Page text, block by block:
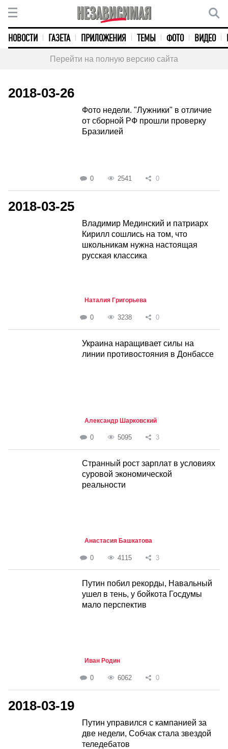
НОВОСТИ ГАЗЕТА ПРИЛОЖЕНИЯ ТЕМЫ ФОТО ВИДЕО
Перейти на полную версию сайта
2018-03-26
Фото недели. "Лужники" в отличие
от сборной РФ прошли проверку
Бразилией
0 2541 0
2018-03-25
Владимир Мединский и патриарх
Кирилл сошлись на том, что
школьникам нужна настоящая
русская классика
Наталия Григорьева
0 3238 0
Украина наращивает силы на
линии противостояния в Донбассе
Александр Шарковский
0 5095 3
Странный рост зарплат в условиях
суровой экономической
реальности
Анастасия Башкатова
0 4115 3
Путин побил рекорды, Навальный
ушел в тень, у бойкота Госдумы
мало перспектив
Иван Родин
0 6062 0
2018-03-19
Путин управился с кампанией за
две недели, Собчак стала звездой
теледебатов